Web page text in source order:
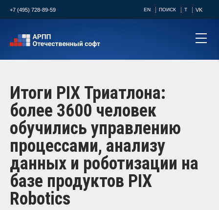
+7 (495) 728-89-59 EN ПОИСК T VK
Итоги PIX Триатлона:
более 3600 человек
обучились управлению
процессами, анализу
данных и роботизации на
базе продуктов PIX
Robotics